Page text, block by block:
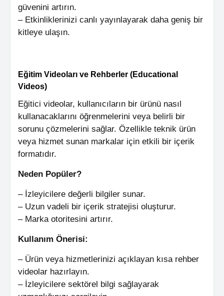
güvenini artırın.
– Etkinliklerinizi canlı yayınlayarak daha geniş bir
kitleye ulaşın.
Eğitim Videoları ve Rehberler (Educational
Videos)
Eğitici videolar, kullanıcıların bir ürünü nasıl
kullanacaklarını öğrenmelerini veya belirli bir
sorunu çözmelerini sağlar. Özellikle teknik ürün
veya hizmet sunan markalar için etkili bir içerik
formatıdır.
Neden Popüler?
– İzleyicilere değerli bilgiler sunar.
– Uzun vadeli bir içerik stratejisi oluşturur.
– Marka otoritesini artırır.
Kullanım Önerisi:
– Ürün veya hizmetlerinizi açıklayan kısa rehber
videolar hazırlayın.
– İzleyicilere sektörel bilgi sağlayarak